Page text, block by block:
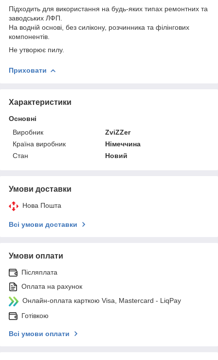
Підходить для використання на будь-яких типах ремонтних та
заводських ЛФП.
На водній основі, без силікону, розчинника та філінгових
компонентів.
Не утворює пилу.
Приховати
Характеристики
Основні
Виробник
ZviZZer
Країна виробник
Німеччина
Стан
Новий
Умови доставки
Нова Пошта
Всі умови доставки
Умови оплати
Післяплата
Оплата на рахунок
Онлайн-оплата карткою Visa, Mastercard - LiqPay
Готівкою
Всі умови оплати